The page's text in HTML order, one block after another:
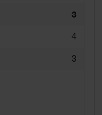
3
4
3